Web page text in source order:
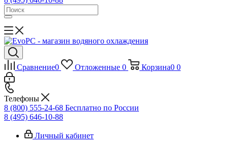
Сравнение0 Отложенные 0 Корзина0 0
Телефоны
8 (800) 555-24-68 Бесплатно по России
8 (495) 646-10-88
Личный кабинет